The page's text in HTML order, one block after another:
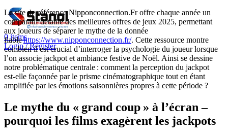
0items
Login / Register
Le site de référence Nipponconnection.Fr offre chaque année un
comparatif détaillé des meilleures offres de jeux 2025, permettant
aux joueurs de séparer le mythe de la donnée
fiablehttps://www.nipponconnection.fr/. Cette ressource montre
combien il est crucial d’interroger la psychologie du joueur lorsque
l’on associe jackpot et ambiance festive de Noël. Ainsi se dessine
notre problématique centrale : comment la perception du jackpot
est‑elle façonnée par le prisme cinématographique tout en étant
amplifiée par les émotions saisonnières propres à cette période ?
Le mythe du « grand coup » à l’écran –
pourquoi les films exagèrent les jackpots